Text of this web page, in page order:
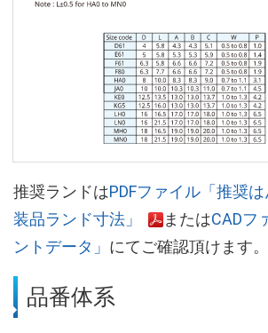
推奨ランドはPDFファイル「推奨
装品ランド寸法」
またはCADフ
ントデータ」 にてご確認頂けます。
品番体系